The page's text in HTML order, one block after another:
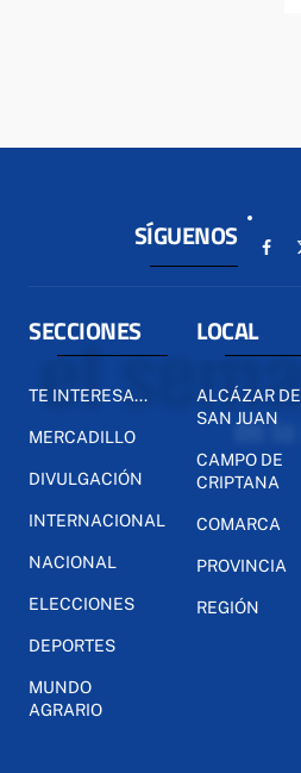
SÍGUENOS
SECCIONES
TE INTERESA...
MERCADILLO
DIVULGACIÓN
INTERNACIONAL
NACIONAL
ELECCIONES
DEPORTES
MUNDO
AGRARIO
LOCAL
ALCÁZAR DE
SAN JUAN
CAMPO DE
CRIPTANA
COMARCA
PROVINCIA
REGIÓN